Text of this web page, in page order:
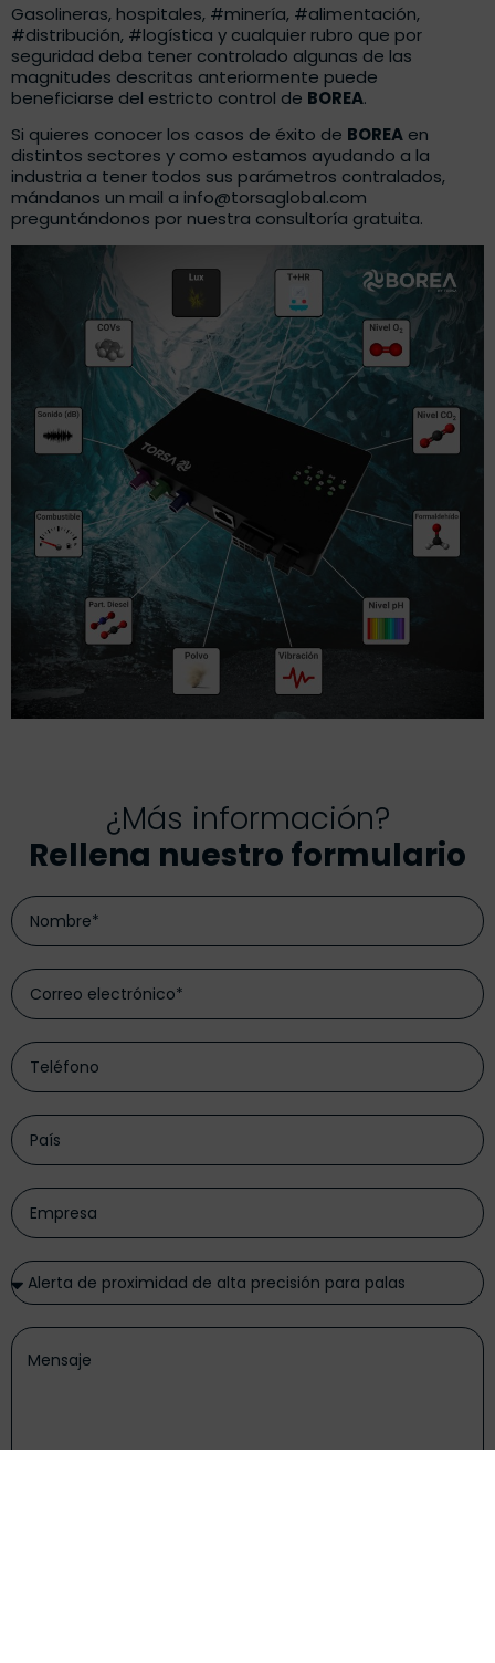
Gasolineras, hospitales, #minería, #alimentación,
#distribución, #logística y cualquier rubro que por
seguridad deba tener controlado algunas de las
magnitudes descritas anteriormente puede
beneficiarse del estricto control de BOREA.
Si quieres conocer los casos de éxito de BOREA en
distintos sectores y como estamos ayudando a la
industria a tener todos sus parámetros contralados,
mándanos un mail a info@torsaglobal.com
preguntándonos por nuestra consultoría gratuita.
¿Más información?
Rellena nuestro formulario